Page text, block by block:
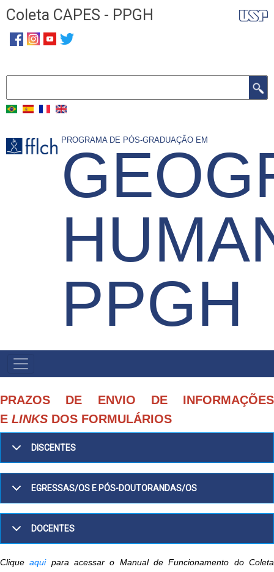
Pular
principal
Coleta CAPES - PPGH
PROGRAMA DE PÓS-GRADUAÇÃO EM
PPGH
MENU
PRINCIPAL
PRAZOS DE ENVIO DE INFORMAÇÕES
E LINKS DOS FORMULÁRIOS
DISCENTES
EGRESSAS/OS E PÓS-DOUTORANDAS/OS
DOCENTES
Cliqueaquipara acessar o Manual de Funcionamento do Coleta